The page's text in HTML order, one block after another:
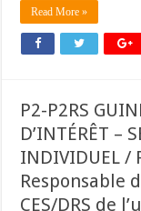
Read More »
P2-P2RS
D’INTÉRÊT –
INDIVIDUEL /
Responsable
CES/DRS de